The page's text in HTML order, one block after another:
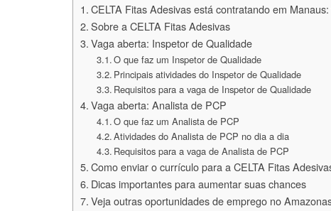
CELTA Fitas Adesivas está contratando em
Sobre a CELTA Fitas Adesivas
Vaga aberta: Inspetor de Qualidade
O que faz um Inspetor de Qualidade
Principais atividades do Inspetor de Qualidade
Requisitos para a vaga de Inspetor de Qualidade
Vaga aberta: Analista de PCP
O que faz um Analista de PCP
Atividades do Analista de PCP no dia a dia
Requisitos para a vaga de Analista de PCP
Como enviar o currículo para a CELTA Fitas
Dicas importantes para aumentar suas chances
Veja outras oportunidades de emprego no